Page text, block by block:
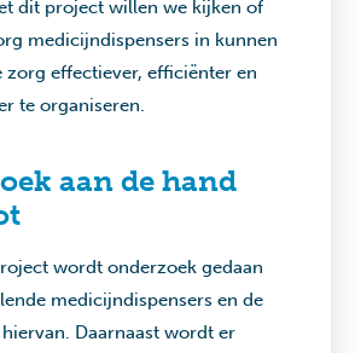
dit project willen we kijken of
medicijndispensers in kunnen
zorg effectiever, efficiënter en
te organiseren.
aan de hand
wordt onderzoek gedaan
medicijndispensers en de
Daarnaast wordt er